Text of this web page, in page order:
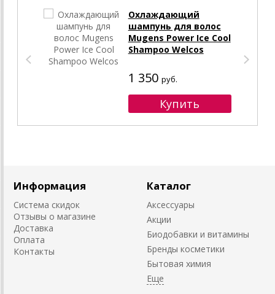
Охлаждающий
шампунь для волос
Mugens Power Ice Cool
Shampoo Welcos
1 350 руб.
Информация
Система скидок
Отзывы о магазине
Доставка
Оплата
Контакты
Каталог
Аксессуары
Акции
Биодобавки и витамины
Бренды косметики
Бытовая химия